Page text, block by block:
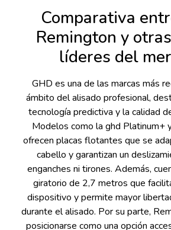
Comparativa
Remington y
líderes del
GHD es una de las marcas más
ámbito del alisado profesional,
tecnología predictiva y la calidad
Modelos como la ghd Platinum+
ofrecen placas flotantes que se
cabello y garantizan un
enganches ni tirones. Además,
giratorio de 2,7 metros que
dispositivo y permite mayor
durante el alisado. Por su parte,
posicionarse como una opción